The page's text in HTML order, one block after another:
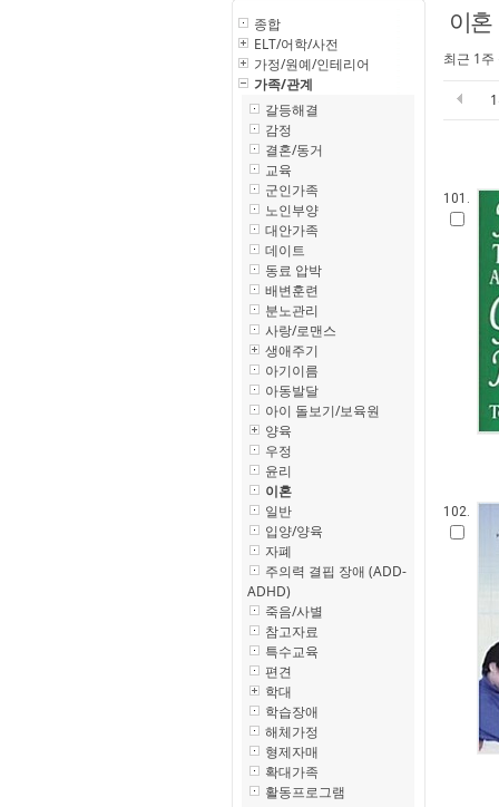
종합
ELT/어학/사전
가정/원예/인테리어
가족/관계
갈등해결
감정
결혼/동거
교육
군인가족
노인부양
대안가족
데이트
동료 압박
배변훈련
분노관리
사랑/로맨스
생애주기
아기이름
아동발달
아이 돌보기/보육원
양육
우정
윤리
이혼
일반
입양/양육
자폐
주의력 결핍 장애 (ADD-
ADHD)
죽음/사별
참고자료
특수교육
편견
학대
학습장애
해체가정
형제자매
확대가족
활동프로그램
이혼
최근 1
101.
102.